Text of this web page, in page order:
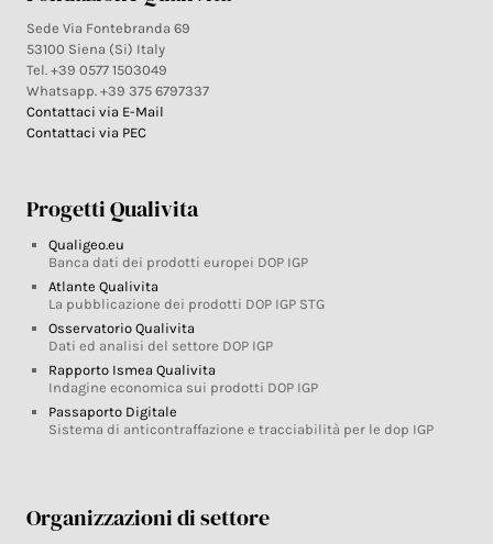
Sede Via Fontebranda 69
53100 Siena (Si) Italy
Tel. +39 0577 1503049
Whatsapp. +39 375 6797337
Contattaci via E-Mail
Contattaci via PEC
Progetti Qualivita
Qualigeo.eu
Banca dati dei prodotti europei DOP IGP
Atlante Qualivita
La pubblicazione dei prodotti DOP IGP STG
Osservatorio Qualivita
Dati ed analisi del settore DOP IGP
Rapporto Ismea Qualivita
Indagine economica sui prodotti DOP IGP
Passaporto Digitale
Sistema di anticontraffazione e tracciabilità per le dop IGP
Organizzazioni di settore